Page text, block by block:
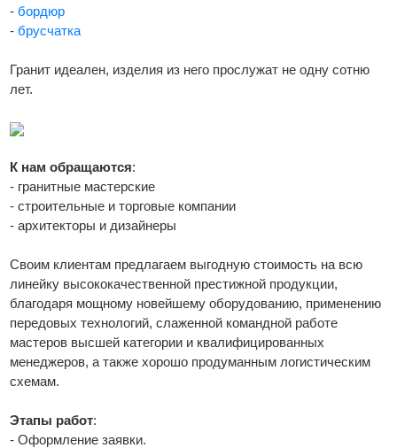
- бордюр
- брусчатка
Гранит идеален, изделия из него прослужат не одну сотню
лет.
К нам обращаются:
- гранитные мастерские
- строительные и торговые компании
- архитекторы и дизайнеры
Своим клиентам предлагаем выгодную стоимость на всю
линейку высококачественной престижной продукции,
благодаря мощному новейшему оборудованию, применению
передовых технологий, слаженной командной работе
мастеров высшей категории и квалифицированных
менеджеров, а также хорошо продуманным логистическим
схемам.
Этапы работ:
- Оформление заявки.